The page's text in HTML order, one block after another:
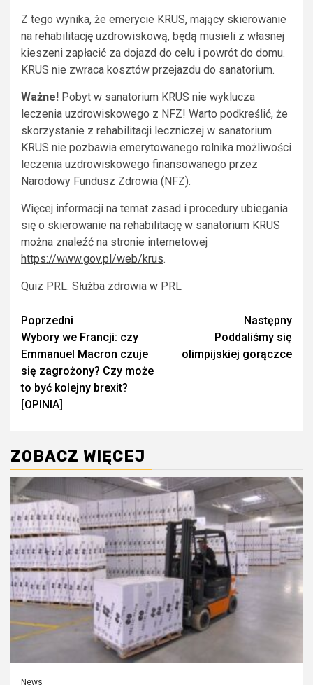
Z tego wynika, że emerycie KRUS, mający skierowanie
na rehabilitację uzdrowiskową, będą musieli z własnej
kieszeni zapłacić za dojazd do celu i powrót do domu.
KRUS nie zwraca kosztów przejazdu do sanatorium.
Ważne! Pobyt w sanatorium KRUS nie wyklucza
leczenia uzdrowiskowego z NFZ! Warto podkreślić, że
skorzystanie z rehabilitacji leczniczej w sanatorium
KRUS nie pozbawia emerytowanego rolnika możliwości
leczenia uzdrowiskowego finansowanego przez
Narodowy Fundusz Zdrowia (NFZ).
Więcej informacji na temat zasad i procedury ubiegania
się o skierowanie na rehabilitację w sanatorium KRUS
można znaleźć na stronie internetowej
https://www.gov.pl/web/krus.
Quiz PRL. Służba zdrowia w PRL
Zobacz
wpisy
Poprzedni
Wybory we Francji: czy
Emmanuel Macron czuje
się zagrożony? Czy może
to być kolejny brexit?
[OPINIA]
Następny
Poddaliśmy się
olimpijskiej gorączce
ZOBACZ WIĘCEJ
News